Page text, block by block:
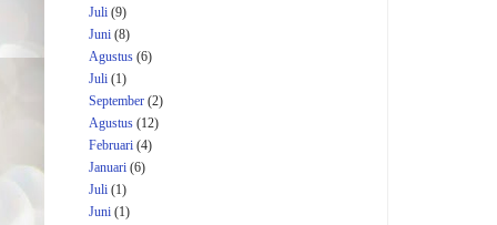
Juli (9)
Juni (8)
Agustus (6)
Juli (1)
September (2)
Agustus (12)
Februari (4)
Januari (6)
Juli (1)
Juni (1)